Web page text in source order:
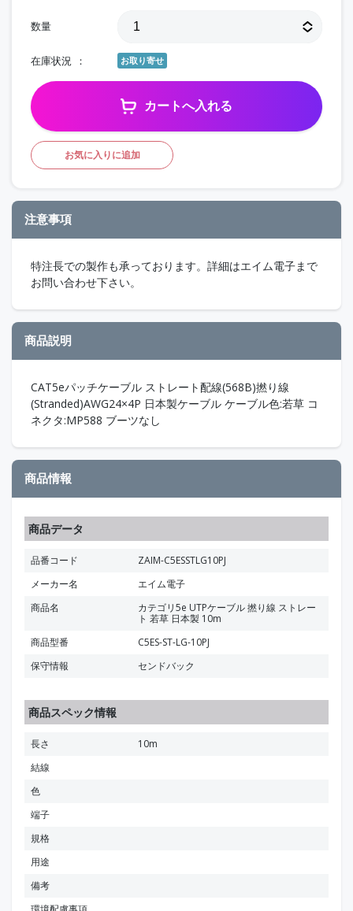
数量
在庫状況 お取り寄せ
カートへ入れる
お気に入りに追加
注意事項
特注長での製作も承っております。詳細はエイム電子まで
お問い合わせ下さい。
商品説明
CAT5eパッチケーブル ストレート配線(568B)撚り線
(Stranded)AWG24×4P 日本製ケーブル ケーブル色:若草 コ
ネクタ:MP588 ブーツなし
商品情報
商品データ
品番コード
ZAIM-C5ESSTLG10PJ
メーカー名
エイム電子
商品名
カテゴリ5e UTPケーブル 撚り線 ストレー
ト 若草 日本製 10m
商品型番
C5ES-ST-LG-10PJ
保守情報
センドバック
商品スペック情報
長さ
10m
結線
色
端子
規格
用途
備考